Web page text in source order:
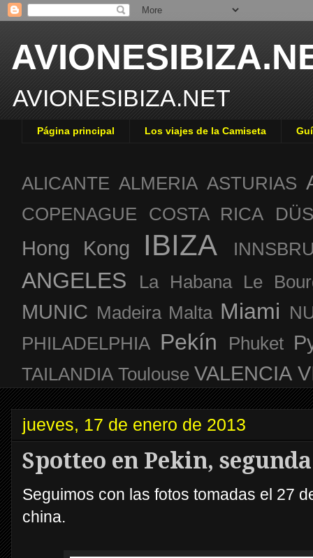
AVIONESIBIZA.NET
Página principal Los viajes de la Camiseta
ALICANTE ALMERIA ASTURIAS
COPENAGUE COSTA RICA
Hong Kong IBIZA
ANGELES La Habana Le
MUNIC Madeira Malta Miami
PHILADELPHIA Pekín Phuket
TAILANDIA Toulouse VALENCIA
jueves, 17 de enero de 2013
Spotteo en Pekin,
Seguimos con las fotos tomadas el 27
china.